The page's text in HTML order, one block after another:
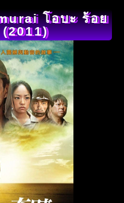
โอบะ ร้อย
(2011)